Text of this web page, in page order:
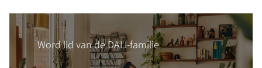
Word lid van de DALI-familie